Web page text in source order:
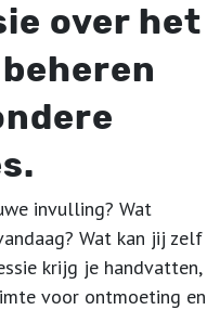
over het
invulling? Wat
Wat kan jij zelf
krijg je handvatten,
voor ontmoeting en